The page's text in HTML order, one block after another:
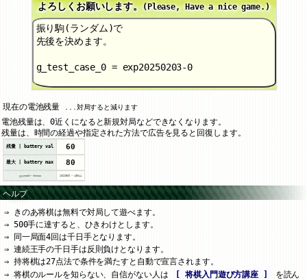
よろしくお願いします。(Please, Have a nice game.)
振り駒(ランダム)で
先後を決めます。
g_test_case_0 = exp20250203-0
現在の電池残量 ...対局すると減ります
電池残量は、0近くになると新規対局などできなくなります。
残量は、時間の経過や指定された方法で広告を見ると回復します。
残量 | battery val 60
最大 | battery max 80
yyyymmdd - hhmmss 20260809 - 165044
ヘルプ
きのあ将棋は無料で対局して遊べます。
500手に達すると、ひきわけとします。
同一局面4回は千日手となります。
連続王手の千日手は反則負けとなります。
持将棋は27点法で条件を満たすと自動で宣言されます。
将棋のルールを知らない、自信がない人は
[ 将棋入門遊び方講座 ]
を読ん